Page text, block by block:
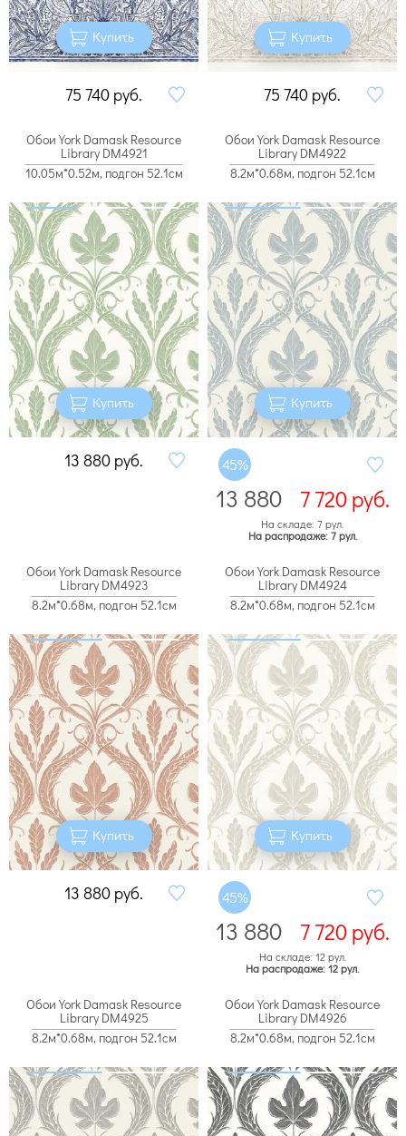
Купить
75 740 руб.
Купить
75 740 руб.
Обои York Damask Resource
Library DM4921
10.05м*0.52м, подгон 52.1см
Купить
13 880 руб.
Обои York Damask Resource
Library DM4922
8.2м*0.68м, подгон 52.1см
Купить
45%
13 880 7 720руб.
На складе: 7 рул.
На распродаже: 7 рул.
Обои York Damask Resource
Library DM4923
8.2м*0.68м, подгон 52.1см
Купить
13 880 руб.
Обои York Damask Resource
Library DM4924
8.2м*0.68м, подгон 52.1см
Купить
45%
13 880 7 720руб.
На складе: 12 рул.
На распродаже: 12 рул.
Обои York Damask Resource
Library DM4925
8.2м*0.68м, подгон 52.1см
Обои York Damask Resource
Library DM4926
8.2м*0.68м, подгон 52.1см